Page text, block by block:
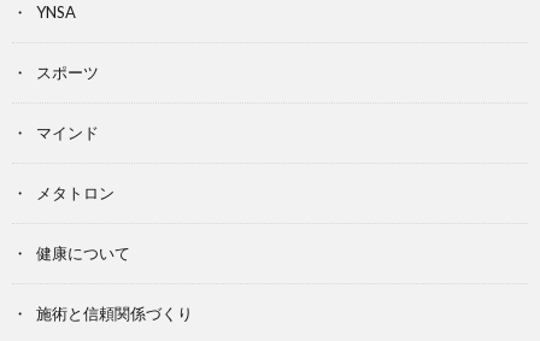
YNSA
スポーツ
マインド
メタトロン
健康について
施術と信頼関係づくり